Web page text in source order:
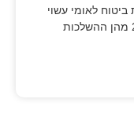
ביטוח לאומי עשוי